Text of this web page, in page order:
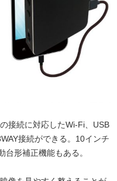
接続に対応したWi-Fi、USB
接続ができる。10インチ
形補正機能もある。